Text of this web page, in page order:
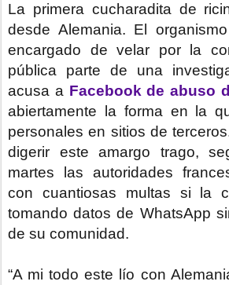
La primera cucharadita de
desde Alemania. El
encargado de velar por la
pública parte de una
acusa a Facebook de abuso
abiertamente la forma en la
personales en sitios de
digerir este amargo trago,
martes las autoridades
con cuantiosas multas si la
tomando datos de WhatsApp
de su comunidad.
“A mi todo este lío con